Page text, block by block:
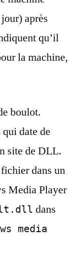
après
qu’il
la machine,
boulot.
date de
site de DLL.
dans un
Media Player
dans
media